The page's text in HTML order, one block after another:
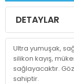
DETAYLAR
Ultra yumuşak,
silikon kayış,
sağlayacaktır.
sahiptir.